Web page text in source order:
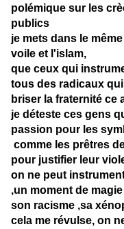
polémique sur les
publics
je mets dans le
voile et l'islam,
que ceux qui
tous des radicaux
briser la fraternité ce
je déteste ces gens
passion pour les
comme les prêtres
pour justifier leur
on ne peut
,un moment de
son racisme ,sa
cela me révulse, on